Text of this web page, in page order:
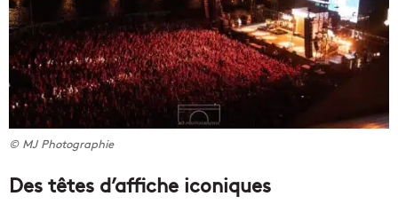
© MJ Photographie
Des têtes d’affiche iconiques